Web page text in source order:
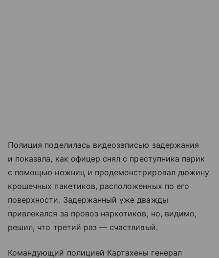
Полиция поделилась видеозаписью задержания
и показала, как офицер снял с преступника парик
с помощью ножниц и продемонстрировал дюжину
крошечных пакетиков, расположенных по его
поверхности. Задержанный уже дважды
привлекался за провоз наркотиков, но, видимо,
решил, что третий раз — счастливый.
Командующий полицией Картахены генерал